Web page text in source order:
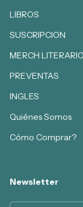
LIBROS
SUSCRIPCION
MERCH LITERARIO
PREVENTAS
INGLES
Quiénes Somos
Cómo Comprar?
Newsletter